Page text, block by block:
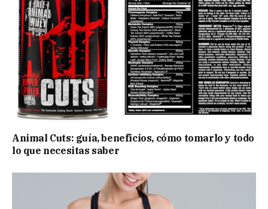
Animal Cuts: guía, beneficios, cómo tomarlo y todo
lo que necesitas saber